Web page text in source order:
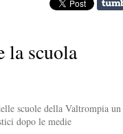
la scuola
scuole della Valtrompia un
dopo le medie